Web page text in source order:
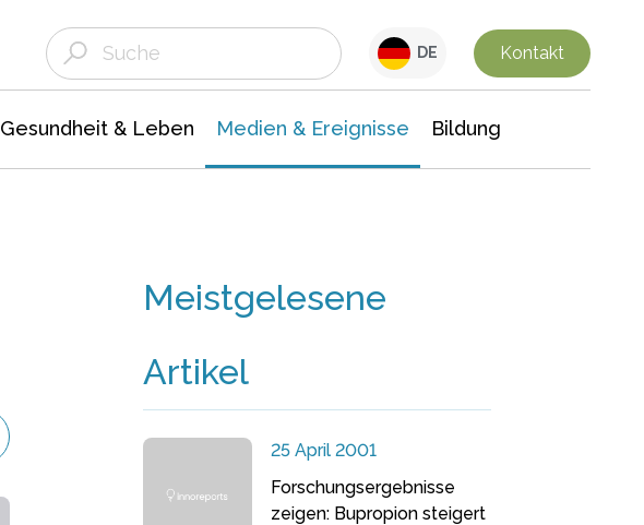
DE Kontakt
Gesundheit & Leben Medien & Ereignisse Bildung
Meistgelesene
Artikel
25 April 2001
Forschungsergebnisse
zeigen: Bupropion steigert